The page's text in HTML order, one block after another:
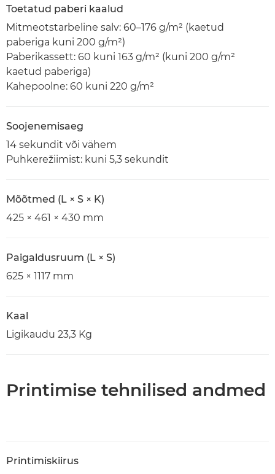
Toetatud paberi kaalud
Mitmeotstarbeline salv: 60–176 g/m² (kaetud
paberiga kuni 200 g/m²)
Paberikassett: 60 kuni 163 g/m² (kuni 200 g/m²
kaetud paberiga)
Kahepoolne: 60 kuni 220 g/m²
Soojenemisaeg
14 sekundit või vähem
Puhkerežiimist: kuni 5,3 sekundit
Mõõtmed (L × S × K)
425 × 461 × 430 mm
Paigaldusruum (L × S)
625 × 1117 mm
Kaal
Ligikaudu 23,3 Kg
Printimise tehnilised andmed
Printimiskiirus